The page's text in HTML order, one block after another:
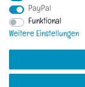
PayPal
Funktional
Weitere Einstellungen